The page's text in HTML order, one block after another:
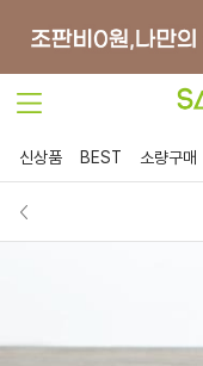
신상품 BEST 소량구매